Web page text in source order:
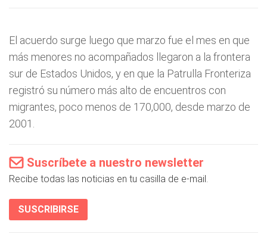
El acuerdo surge luego que marzo fue el mes en que
más menores no acompañados llegaron a la frontera
sur de Estados Unidos, y en que la Patrulla Fronteriza
registró su número más alto de encuentros con
migrantes, poco menos de 170,000, desde marzo de
2001.
Suscríbete a nuestro newsletter
Recibe todas las noticias en tu casilla de e-mail.
SUSCRIBIRSE